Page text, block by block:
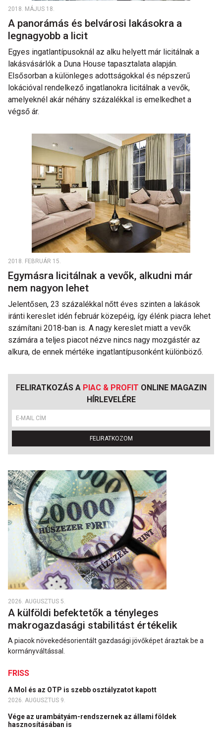
2018. MÁJUS 18.
A panorámás és belvárosi lakásokra a
legnagyobb a licit
Egyes ingatlantípusoknál az alku helyett már licitálnak a
lakásvásárlók a Duna House tapasztalata alapján.
Elsősorban a különleges adottságokkal és népszerű
lokációval rendelkező ingatlanokra licitálnak a vevők,
amelyeknél akár néhány százalékkal is emelkedhet a
végső ár.
2018. FEBRUÁR 15.
Egymásra licitálnak a vevők, alkudni már
nem nagyon lehet
Jelentősen, 23 százalékkal nőtt éves szinten a lakások
iránti kereslet idén február közepéig, így élénk piacra lehet
számítani 2018-ban is. A nagy kereslet miatt a vevők
számára a teljes piacot nézve nincs nagy mozgástér az
alkura, de ennek mértéke ingatlantípusonként különböző.
FELIRATKOZÁS A PIAC & PROFIT ONLINE MAGAZIN
HÍRLEVELÉRE
FELIRATKOZOM
2026. AUGUSZTUS 5.
A külföldi befektetők a tényleges
makrogazdasági stabilitást értékelik
A piacok növekedésorientált gazdasági jövőképet áraztak be a
kormányváltással.
FRISS
A Mol és az OTP is szebb osztályzatot kapott
2026. AUGUSZTUS 9.
Vége az urambátyám-rendszernek az állami földek
hasznosításában is